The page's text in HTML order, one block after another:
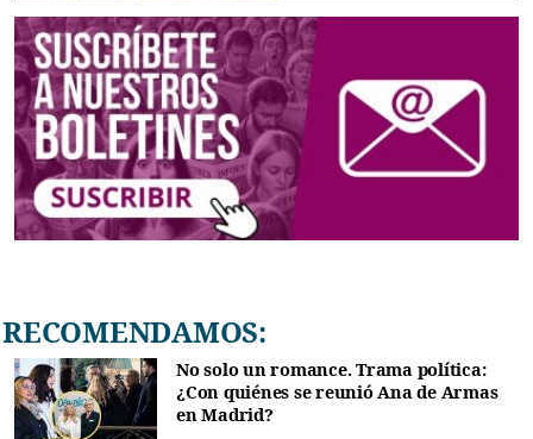
RECOMENDAMOS:
No solo un romance. Trama política:
¿Con quiénes se reunió Ana de Armas
en Madrid?